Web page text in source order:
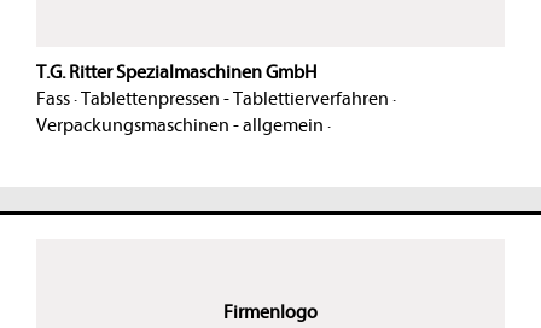
T.G. Ritter Spezialmaschinen GmbH
Fass·Tablettenpressen - Tablettierverfahren ·
Verpackungsmaschinen - allgemein ·
Firmenlogo